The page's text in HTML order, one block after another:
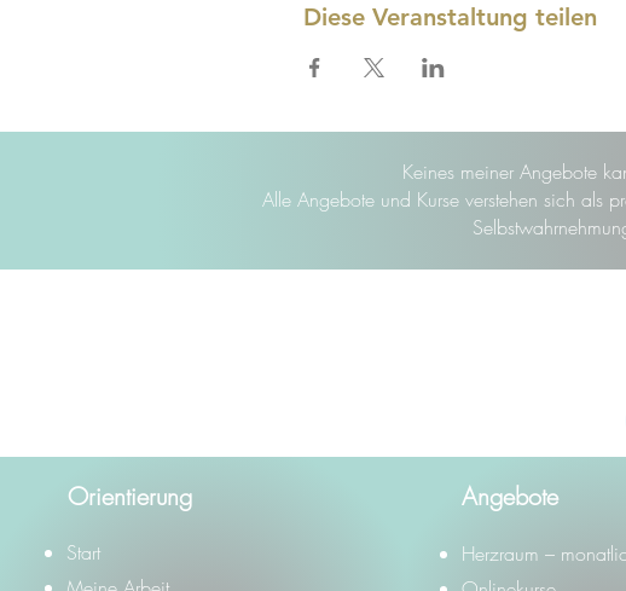
Diese Veranstaltung teilen
Keines meiner Angebote
Alle Angebote und Kurse verstehen sich als
Orientierung
Start
Angebote
Herzraum –